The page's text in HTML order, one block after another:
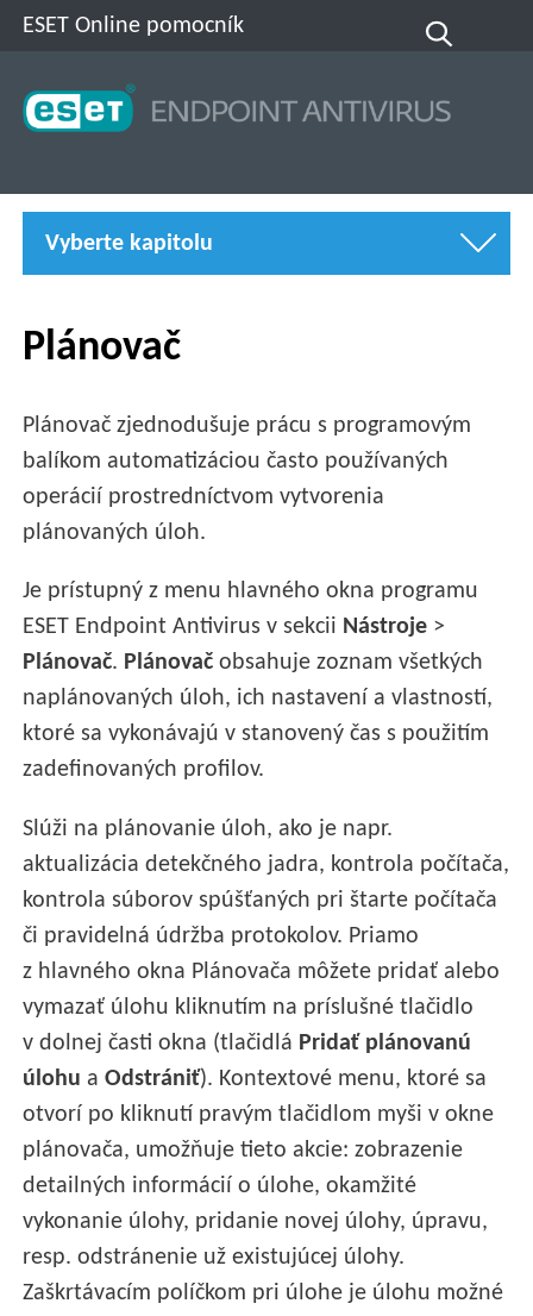
ESET Online pomocník
Vyberte kapitolu
Plánovač
Plánovač zjednodušuje prácu s programovým
balíkom automatizáciou často používaných
operácií prostredníctvom vytvorenia
plánovaných úloh.
Je prístupný z menu hlavného okna programu
ESET Endpoint Antivirus v sekcii Nástroje >
Plánovač. Plánovač obsahuje zoznam všetkých
naplánovaných úloh, ich nastavení a vlastností,
ktoré sa vykonávajú v stanovený čas s použitím
zadefinovaných profilov.
Slúži na plánovanie úloh, ako je napr.
aktualizácia detekčného jadra, kontrola počítača,
kontrola súborov spúšťaných pri štarte počítača
či pravidelná údržba protokolov. Priamo
z hlavného okna Plánovača môžete pridať alebo
vymazať úlohu kliknutím na príslušné tlačidlo
v dolnej časti okna (tlačidlá Pridať plánovanú
úlohu aOdstrániť). Kontextové menu, ktoré sa
otvorí po kliknutí pravým tlačidlom myši v okne
plánovača, umožňuje tieto akcie: zobrazenie
detailných informácií o úlohe, okamžité
vykonanie úlohy, pridanie novej úlohy, úpravu,
resp. odstránenie už existujúcej úlohy.
Zaškrtávacím políčkom pri úlohe je úlohu možné